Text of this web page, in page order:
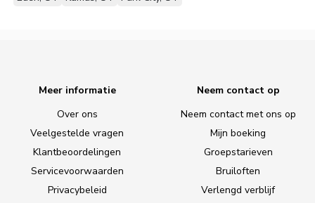
Meer informatie
Over ons
Veelgestelde vragen
Klantbeoordelingen
Servicevoorwaarden
Privacybeleid
Neem contact op
Neem contact met ons op
Mijn boeking
Groepstarieven
Bruiloften
Verlengd verblijf